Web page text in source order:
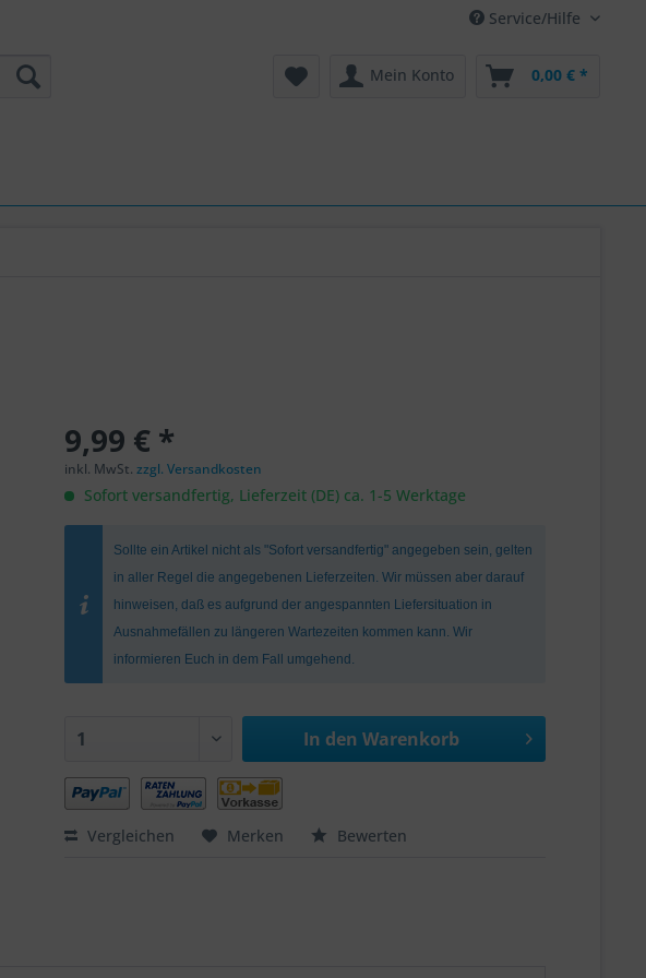
Service/Hilfe
Mein Konto 0,00 € *
9,99 € *
inkl. MwSt.zzgl. Versandkosten
Sofort versandfertig, Lieferzeit (DE) ca. 1-5 Werktage
Sollte ein Artikel nicht als "Sofort versandfertig" angegeben sein, gelten
in aller Regel die angegebenen Lieferzeiten. Wir müssen aber darauf
hinweisen, daß es aufgrund der angespannten Liefersituation in
Ausnahmefällen zu längeren Wartezeiten kommen kann. Wir
informieren Euch in dem Fall umgehend.
In den Warenkorb
Vergleichen Merken Bewerten